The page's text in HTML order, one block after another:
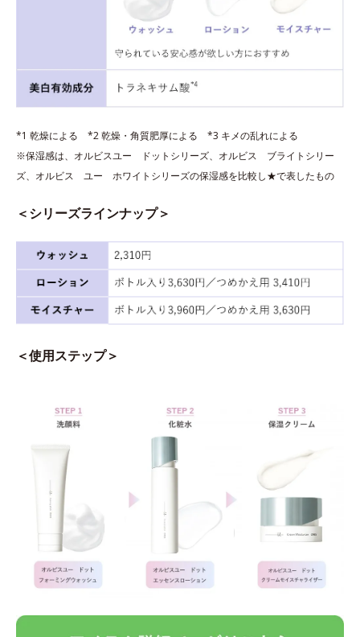
*1 乾燥による *2 乾燥・角質肥厚による *3 キメの乱れによる
※保湿感は、オルビスユー ドットシリーズ、オルビス ブライトシリー
ズ、オルビス ユー ホワイトシリーズの保湿感を比較し★で表したもの
＜シリーズラインナップ＞
＜使用ステップ＞